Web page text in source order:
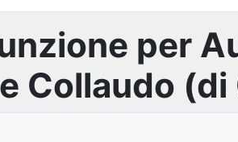
per
Collaudo